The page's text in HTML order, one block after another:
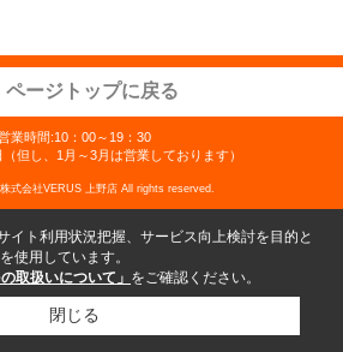
ページトップに戻る
業時間:10：00～19：30
（但し、1月～3月は営業しております）
式会社VERUS 上野店 All rights reserved.
イト利用状況把握、サービス向上検討を目的と
使用しています。
取扱いについて」 をご確認ください。
閉じる